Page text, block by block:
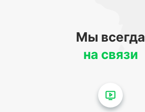
Мы всегда
на связи